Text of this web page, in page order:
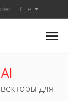
Ещё
для